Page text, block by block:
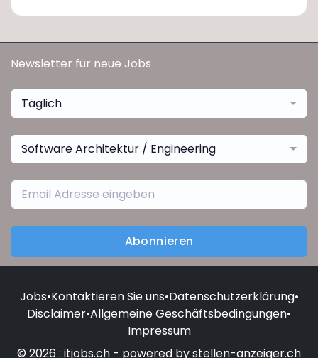
Newsletter für neue Jobs
Täglich
Software Architektur / Engineering
Abonnieren
Jobs•Kontaktieren Sie uns•Datenschutzerklärung•
Disclaimer•Allgemeine Geschäftsbedingungen•
Impressum
© 2026 : itjobs.ch - powered by stellen-anzeiger.ch